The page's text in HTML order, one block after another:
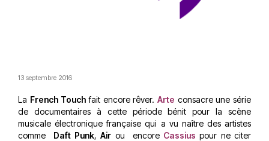
13 septembre 2016
La French Touch fait encore rêver.Arte consacre une série
de documentaires à cette période bénit pour la scène
musicale électronique française qui a vu naître des artistes
comme Daft Punk,Air ou encore Cassius pour ne citer